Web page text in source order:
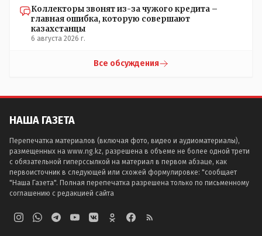
Коллекторы звонят из-за чужого кредита –
главная ошибка, которую совершают
казахстанцы
6 августа 2026 г.
Все обсуждения
НАША ГАЗЕТА
Перепечатка материалов (включая фото, видео и аудиоматериалы),
размещенных на www.ng.kz, разрешена в объеме не более одной трети
с обязательной гиперссылкой на материал в первом абзаце, как
первоисточник в следующей или схожей формулировке: "сообщает
"Наша Газета". Полная перепечатка разрешена только по письменному
соглашению с редакцией сайта